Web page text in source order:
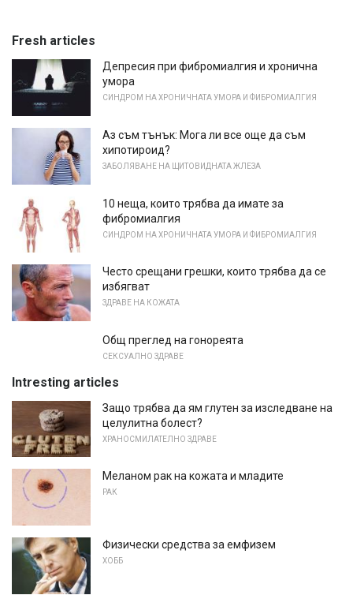
Fresh articles
Депресия при фибромиалгия и хронична
умора
СИНДРОМ НА ХРОНИЧНАТА УМОРА И ФИБРОМИАЛГИЯ
Аз съм тънък: Мога ли все още да съм
хипотироид?
ЗАБОЛЯВАНЕ НА ЩИТОВИДНАТА ЖЛЕЗА
10 неща, които трябва да имате за
фибромиалгия
СИНДРОМ НА ХРОНИЧНАТА УМОРА И ФИБРОМИАЛГИЯ
Често срещани грешки, които трябва да се
избягват
ЗДРАВЕ НА КОЖАТА
Общ преглед на гонореята
СЕКСУАЛНО ЗДРАВЕ
Intresting articles
Защо трябва да ям глутен за изследване на
целулитна болест?
ХРАНОСМИЛАТЕЛНО ЗДРАВЕ
Меланом рак на кожата и младите
РАК
Физически средства за емфизем
ХОББ